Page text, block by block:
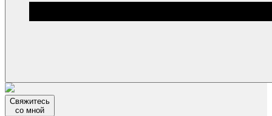
Свяжитесь
со мной